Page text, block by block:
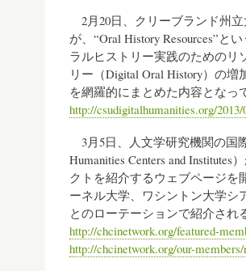
2月20日、クリーブランド州立
が、“Oral History Resources”と
ラルヒストリー実践のためのリ
リー（Digital Oral History）の
を網羅的にまとめた内容となっ
http://csudigitalhumanities.org/
3月5日、人文学研究機関の国
Humanities Centers and
クトを紹介するウェブページを
ーネル大学、ワシントン大学シ
とのローテーションで紹介され
http://chcinetwork.org/featured-
http://chcinetwork.org/our-